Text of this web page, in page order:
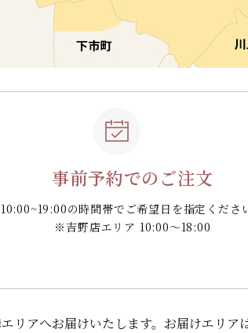
事前予約でのご注文
10:00~19:00の時間帯で ご希望日を指定くださ
※吉野店エリア 10:00～18:00
リアへお届けいたします。 お届けエリア